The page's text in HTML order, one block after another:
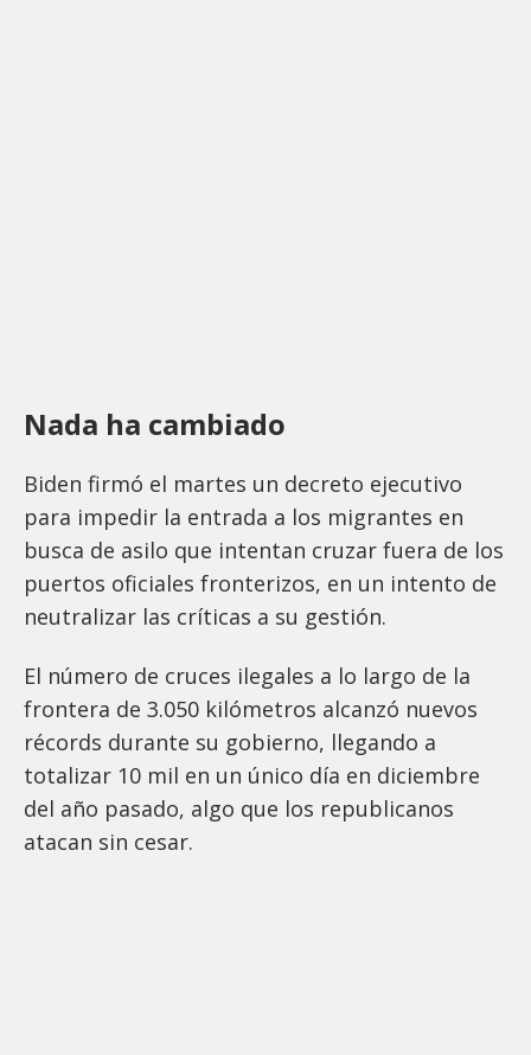
Nada ha cambiado
Biden firmó el martes un decreto ejecutivo
para impedir la entrada a los migrantes en
busca de asilo que intentan cruzar fuera de los
puertos oficiales fronterizos, en un intento de
neutralizar las críticas a su gestión.
El número de cruces ilegales a lo largo de la
frontera de 3.050 kilómetros alcanzó nuevos
récords durante su gobierno, llegando a
totalizar 10 mil en un único día en diciembre
del año pasado, algo que los republicanos
atacan sin cesar.